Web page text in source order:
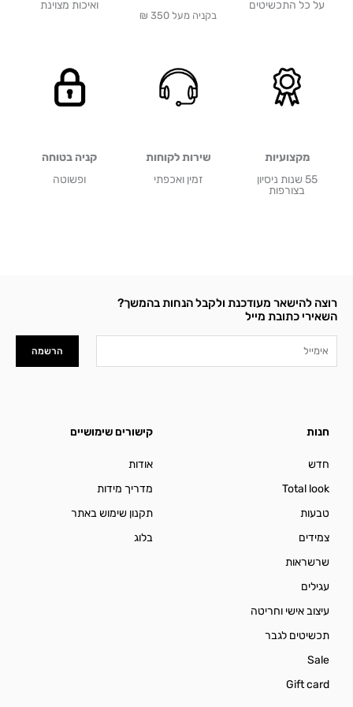
על כל התכשיטים
בקניה מעל 350 ₪
ואיכות מצוינת
מקצועיות
55 שנות ניסיון
בצורפות
שירות לקוחות
זמין ואכפתי
קניה בטוחה
ופשוטה
רוצה להישאר מעודכנת ולקבל הנחות בהמשך?
השאירי כתובת מייל
הרשמה
חנות
חדש
Total look
טבעות
צמידים
שרשראות
עגילים
עיצוב אישי וחריטה
תכשיטים לגבר
Sale
Gift card
קישורים שימושיים
אודות
מדריך מידות
תקנון שימוש באתר
בלוג